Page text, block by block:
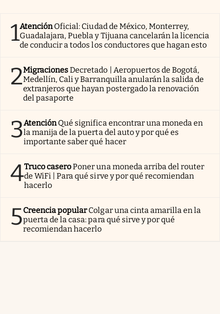
1AtenciónOficial: Ciudad de México, Monterrey,
Guadalajara, Puebla y Tijuana cancelarán la licencia
de conducir a todos los conductores que hagan esto
2MigracionesDecretado | Aeropuertos de Bogotá,
Medellín, Cali y Barranquilla anularán la salida de
extranjeros que hayan postergado la renovación
del pasaporte
3AtenciónQué significa encontrar una moneda en
la manija de la puerta del auto y por qué es
importante saber qué hacer
4Truco caseroPoner una moneda arriba del router
de WiFi | Para qué sirve y por qué recomiendan
hacerlo
5Creencia popularColgar una cinta amarilla en la
puerta de la casa: para qué sirve y por qué
recomiendan hacerlo